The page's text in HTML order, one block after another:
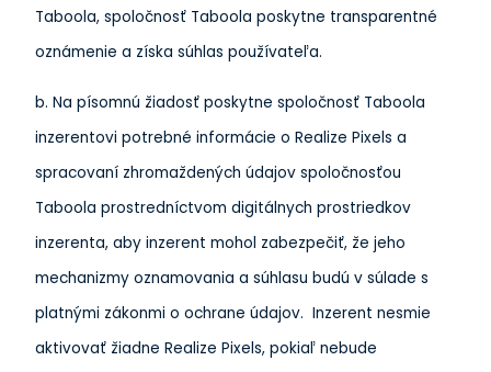
Taboola, spoločnosť Taboola poskytne transparentné
oznámenie a získa súhlas používateľa.
b. Na písomnú žiadosť poskytne spoločnosť Taboola
inzerentovi potrebné informácie o Realize Pixels a
spracovaní zhromaždených údajov spoločnosťou
Taboola prostredníctvom digitálnych prostriedkov
inzerenta, aby inzerent mohol zabezpečiť, že jeho
mechanizmy oznamovania a súhlasu budú v súlade s
platnými zákonmi o ochrane údajov. Inzerent nesmie
aktivovať žiadne Realize Pixels, pokiaľ nebude